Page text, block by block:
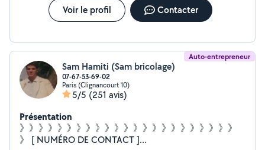
Voir le profil Contacter
Auto-entrepreneur
Sam Hamiti (Sam bricolage)
07-67-53-69-02
Paris (Clignancourt 10)
5/5 (251 avis)
Présentation
》》》》》》》》》》》》》》》》》》》》》》》
》 [ NUMÉRO DE CONTACT ]